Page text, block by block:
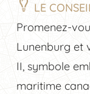
LE
Promenez-
Lunenburg et
II, symbole
maritime